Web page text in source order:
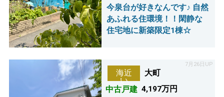
今泉台が好きなんです♪ 自然
あふれる住環境！！閑静な
住宅地に新築限定1棟☆
7月26日UP
海近
い
大町
中古戸建 4,197万円